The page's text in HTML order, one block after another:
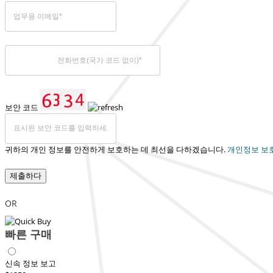
보안 코드
귀하의 개인 정보를 안전하게 보호하는 데 최선을 다하겠습니다. 개인정보 보
제출하다
OR
빠른 구매
신속 정보 보고